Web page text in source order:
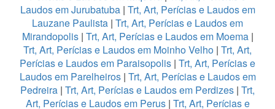
Laudos em Jurubatuba| Trt, Art, Perícias e Laudos em
Lauzane Paulista | Trt, Art, Perícias e Laudos em
Mirandopolis| Trt, Art, Perícias e Laudos em Moema|
Trt, Art, Perícias e Laudos em Moinho Velho | Trt, Art,
Perícias e Laudos em Paraisopolis | Trt, Art, Perícias e
Laudos em Parelheiros| Trt, Art, Perícias e Laudos em
Pedreira | Trt, Art, Perícias e Laudos em Perdizes | Trt,
Art, Perícias e Laudos em Perus| Trt, Art, Perícias e